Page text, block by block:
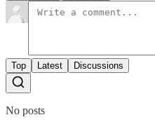
Top Latest Discussions
No posts